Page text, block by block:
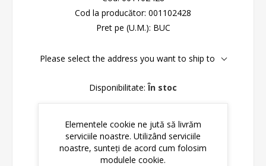
Cod la producător: 001102428
Pret pe (U.M.): BUC
Please select the address you want to ship to
Disponibilitate: În stoc
Elementele cookie ne jută să livrăm
serviciile noastre. Utilizând serviciile
noastre, sunteți de acord cum folosim
modulele cookie.